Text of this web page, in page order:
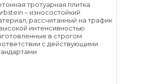
тротуарная плитка
– износостойкий
рассчитанный на трафик
интенсивностью.
в строгом
с действующими